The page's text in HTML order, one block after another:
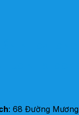
: 68 Đường